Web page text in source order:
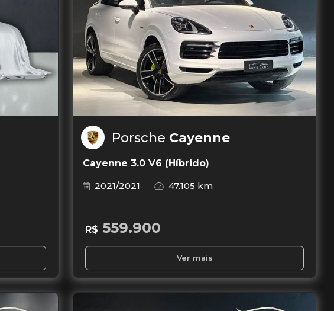
Porsche Cayenne
Cayenne 3.0 V6 (Híbrido)
2021/2021
47.105 km
R$ 559.900
Ver mais